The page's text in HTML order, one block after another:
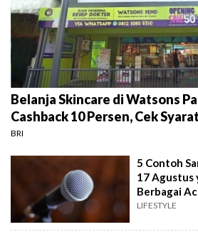
Belanja Skincare di Watsons
Cashback 10 Persen, Cek
BRI
5 Contoh
17 Agustus
Berbagai
LIFESTYLE